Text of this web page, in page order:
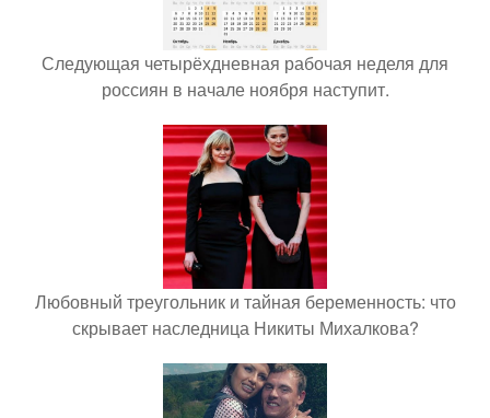
Следующая четырёхдневная рабочая неделя для
россиян в начале ноября наступит.
Любовный треугольник и тайная беременность: что
скрывает наследница Никиты Михалкова?